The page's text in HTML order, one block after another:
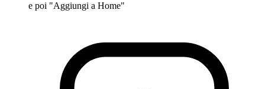
e poi "Aggiungi a Home"